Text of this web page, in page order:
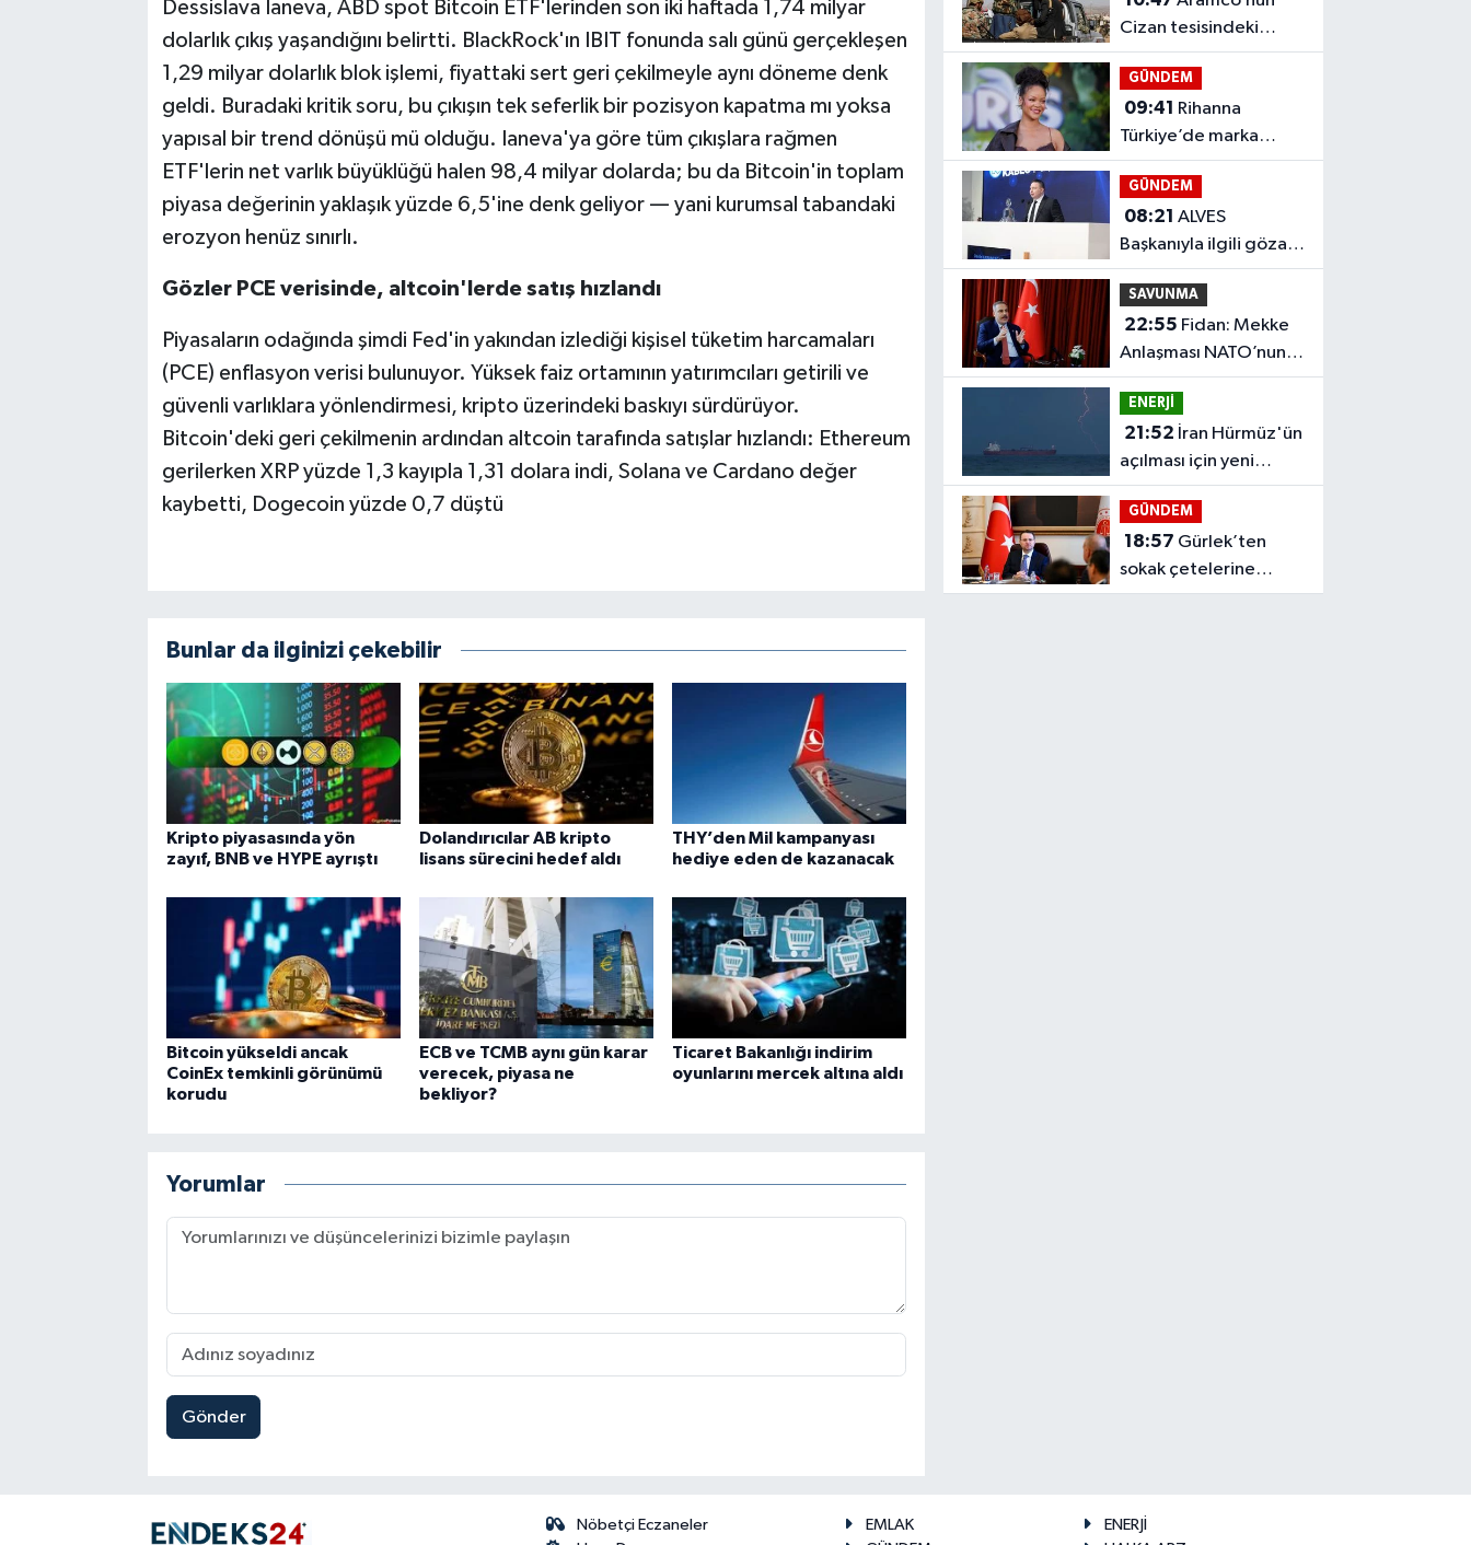
Dessislava Ianeva, ABD spot Bitcoin ETF'lerinden son iki haftada 1,74 milyar
dolarlık çıkış yaşandığını belirtti. BlackRock'ın IBIT fonunda salı günü gerçekleşen
1,29 milyar dolarlık blok işlemi, fiyattaki sert geri çekilmeyle aynı döneme denk
geldi. Buradaki kritik soru, bu çıkışın tek seferlik bir pozisyon kapatma mı yoksa
yapısal bir trend dönüşü mü olduğu. Ianeva'ya göre tüm çıkışlara rağmen
ETF'lerin net varlık büyüklüğü halen 98,4 milyar dolarda; bu da Bitcoin'in toplam
piyasa değerinin yaklaşık yüzde 6,5'ine denk geliyor — yani kurumsal tabandaki
erozyon henüz sınırlı.
Gözler PCE verisinde, altcoin'lerde satış hızlandı
Piyasaların odağında şimdi Fed'in yakından izlediği kişisel tüketim harcamaları
(PCE) enflasyon verisi bulunuyor. Yüksek faiz ortamının yatırımcıları getirili ve
güvenli varlıklara yönlendirmesi, kripto üzerindeki baskıyı sürdürüyor.
Bitcoin'deki geri çekilmenin ardından altcoin tarafında satışlar hızlandı: Ethereum
gerilerken XRP yüzde 1,3 kayıpla 1,31 dolara indi, Solana ve Cardano değer
kaybetti, Dogecoin yüzde 0,7 düştü
Bunlar da ilginizi çekebilir
Kripto piyasasında yön
zayıf, BNB ve HYPE ayrıştı
Dolandırıcılar AB kripto
lisans sürecini hedef aldı
THY’den Mil kampanyası
hediye eden de kazanacak
Bitcoin yükseldi ancak
CoinEx temkinli görünümü
korudu
ECB ve TCMB aynı gün karar
verecek, piyasa ne
bekliyor?
Ticaret Bakanlığı indirim
oyunlarını mercek altına aldı
Yorumlar
Gönder
Cizan tesisindeki
yangına Husi saldırı
iddiası
GÜNDEM
09:41
Türkiye’de marka
davasını kazandı
GÜNDEM
08:21 ALVES
Başkanıyla ilgili gözaltı
iddiası gündem oldu
SAVUNMA
22:55
Anlaşması NATO’nun 5.
maddesiyle aynı
ENERJİ
21:52
açılması için yeni
koşullar öne sürdü
GÜNDEM
18:57
sokak çetelerine
mesaj: Yeni dönem
Nöbetçi Eczaneler
EMLAK
ENERJİ